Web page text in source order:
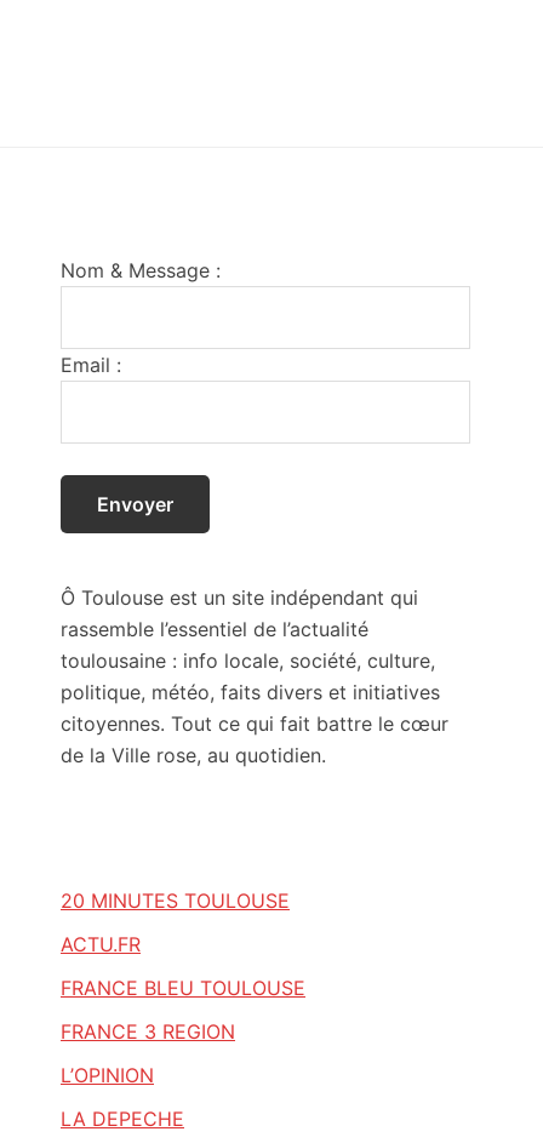
Nom & Message :
Email :
Ô Toulouse est un site indépendant qui
rassemble l’essentiel de l’actualité
toulousaine : info locale, société, culture,
politique, météo, faits divers et initiatives
citoyennes. Tout ce qui fait battre le cœur
de la Ville rose, au quotidien.
20 MINUTES TOULOUSE
ACTU.FR
FRANCE BLEU TOULOUSE
FRANCE 3 REGION
L’OPINION
LA DEPECHE